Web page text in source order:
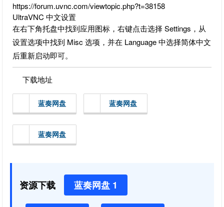
https://forum.uvnc.com/viewtopic.php?t=38158
UltraVNC 中文设置
在右下角托盘中找到应用图标，右键点击选择 Settings，从
设置选项中找到 Misc 选项，并在 Language 中选择简体中文
后重新启动即可。
下载地址
蓝奏网盘 蓝奏网盘
蓝奏网盘
资源下载 蓝奏网盘 1